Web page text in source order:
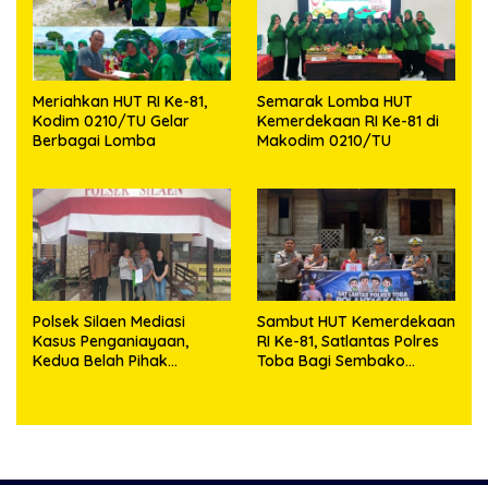
Meriahkan HUT RI Ke-81,
Kodim 0210/TU Gelar
Berbagai Lomba
Semarak Lomba HUT
Kemerdekaan RI Ke-81 di
Makodim 0210/TU
Polsek Silaen Mediasi
Kasus Penganiayaan,
Kedua Belah Pihak
Sambut HUT Kemerdekaan
RI Ke-81, Satlantas Polres
Toba Bagi Sembako